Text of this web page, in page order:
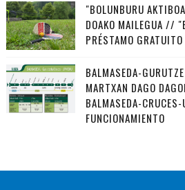
"BOLUNBURU
DOAKO MAILEGUA //
PRÉSTAMO
BALMASEDA-
MARTXAN DAGO
BALMASEDA-CRUCES-
FUNCIONAMIENTO